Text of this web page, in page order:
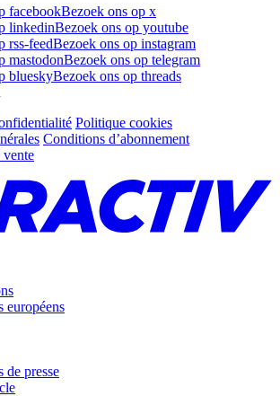
facebookBezoek ons op x
linkedinBezoek ons op youtube
rss-feedBezoek ons op instagram
mastodonBezoek ons op telegram
blueskyBezoek ons op threads
Politique cookies
Conditions d’abonnement
européens
de presse